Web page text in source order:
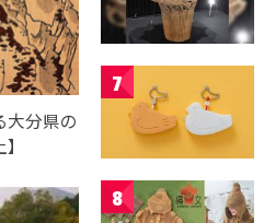
大分県の
7
8